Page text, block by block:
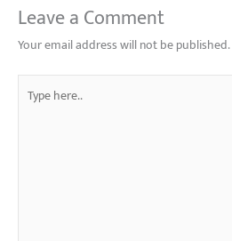
Leave a Comment
Your email address will not be published.
here..